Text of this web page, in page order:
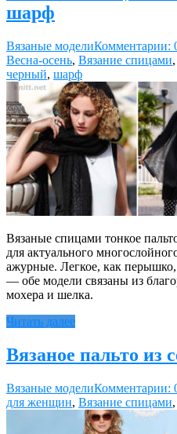
шарф
Вязаные моделиКомментарии:
Весна-осень, Вязание спицами,
черный, шарф
Вязаные спицами тонкое
для актуального
ажурные. Легкое, как
— обе модели связаны из
мохера и шелка.
Читать далее
Вязаное пальто из
Вязаные моделиКомментарии:
для женщин, Вязание спицами,